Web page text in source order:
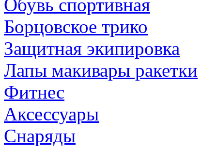
Обувь спортивная
Борцовское трико
Защитная экипировка
Лапы макивары ракетки
Фитнес
Аксессуары
Снаряды